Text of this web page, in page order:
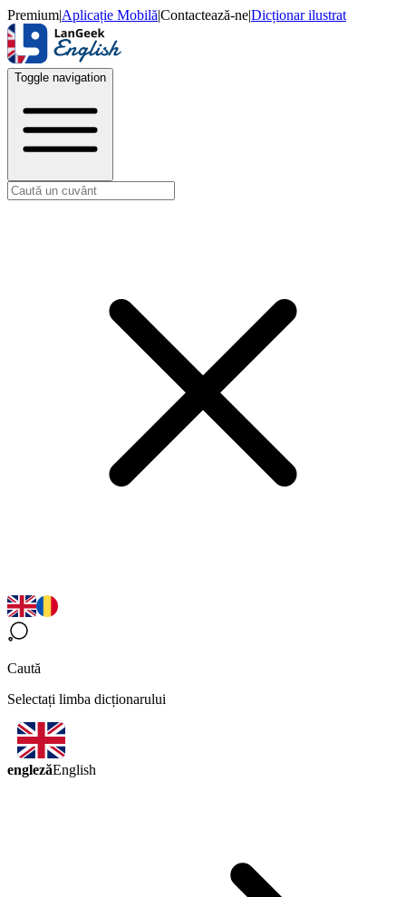
Premium|Aplicație Mobilă|Contactează-ne|Dicționar ilustrat
Toggle navigation
Caută
Selectați limba dicționarului
englezăEnglish